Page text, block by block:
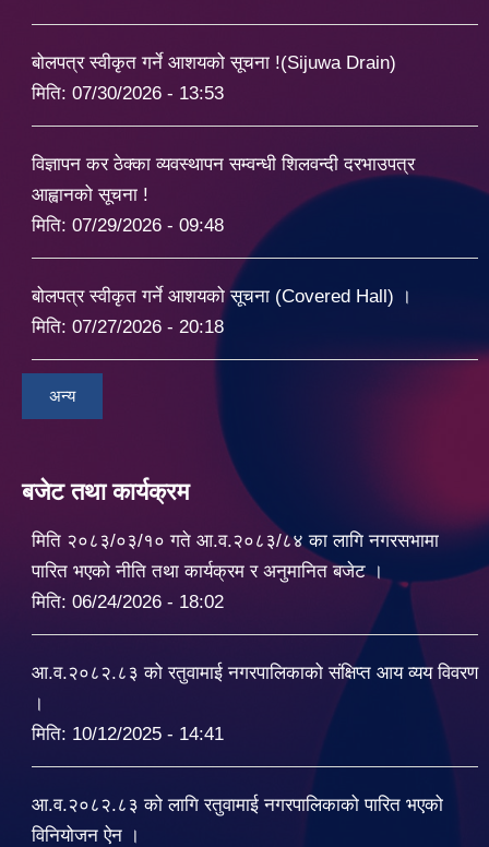
बोलपत्र स्वीकृत गर्ने आशयको सूचना !(Sijuwa Drain)
मिति: 07/30/2026 - 13:53
विज्ञापन कर ठेक्का व्यवस्थापन सम्वन्धी शिलवन्दी दरभाउपत्र
आह्वानको सूचना !
मिति: 07/29/2026 - 09:48
बोलपत्र स्वीकृत गर्ने आशयको सूचना (Covered Hall) ।
मिति: 07/27/2026 - 20:18
अन्य
बजेट तथा कार्यक्रम
मिति २०८३/०३/१० गते आ.व.२०८३/८४ का लागि नगरसभामा
पारित भएको नीति तथा कार्यक्रम र अनुमानित बजेट ।
मिति: 06/24/2026 - 18:02
आ.व.२०८२.८३ को रतुवामाई नगरपालिकाको संक्षिप्त आय व्यय विवरण
।
मिति: 10/12/2025 - 14:41
आ.व.२०८२.८३ को लागि रतुवामाई नगरपालिकाको पारित भएको
विनियोजन ऐन ।